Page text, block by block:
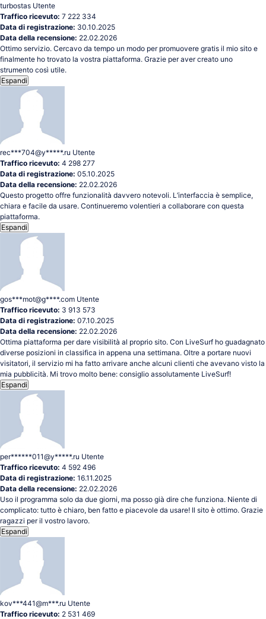
turbostas Utente
Traffico ricevuto: 7 222 334
Data di registrazione: 30.10.2025
Data della recensione: 22.02.2026
Ottimo servizio. Cercavo da tempo un modo per promuovere gratis il mio sito e
finalmente ho trovato la vostra piattaforma. Grazie per aver creato uno
strumento così utile.
Espandi
rec***704@y*****.ru Utente
Traffico ricevuto: 4 298 277
Data di registrazione: 05.10.2025
Data della recensione: 22.02.2026
Questo progetto offre funzionalità davvero notevoli. L’interfaccia è semplice,
chiara e facile da usare. Continueremo volentieri a collaborare con questa
piattaforma.
Espandi
gos***mot@g****.com Utente
Traffico ricevuto: 3 913 573
Data di registrazione: 07.10.2025
Data della recensione: 22.02.2026
Ottima piattaforma per dare visibilità al proprio sito. Con LiveSurf ho guadagnato
diverse posizioni in classifica in appena una settimana. Oltre a portare nuovi
visitatori, il servizio mi ha fatto arrivare anche alcuni clienti che avevano visto la
mia pubblicità. Mi trovo molto bene: consiglio assolutamente LiveSurf!
Espandi
per******011@y*****.ru Utente
Traffico ricevuto: 4 592 496
Data di registrazione: 16.11.2025
Data della recensione: 22.02.2026
Uso il programma solo da due giorni, ma posso già dire che funziona. Niente di
complicato: tutto è chiaro, ben fatto e piacevole da usare! Il sito è ottimo. Grazie
ragazzi per il vostro lavoro.
Espandi
kov***441@m***.ru Utente
Traffico ricevuto: 2 531 469